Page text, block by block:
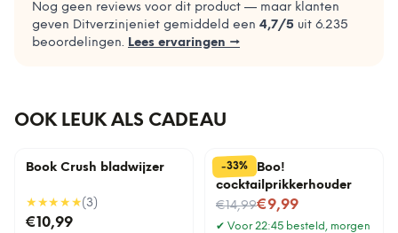
Nog geen reviews voor dit product — maar klanten
geven Ditverzinjeniet gemiddeld een 4,7/5 uit 6.235
beoordelingen. Lees ervaringen →
OOK LEUK ALS CADEAU
Book Crush bladwijzer
★★★★★(3)
€10,99
-33%
Pick a Boo!
cocktailprikkerhouder
€14,99
Nu voor€9,99
✔ Voor 22:45 besteld, morgen